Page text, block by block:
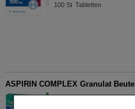
100 St Tabletten
ASPIRIN COMPLEX Granulat Beutel
Bayer Vital GmbH